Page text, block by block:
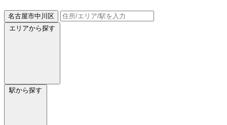
名古屋市中川区
エリアから探す
駅から探す